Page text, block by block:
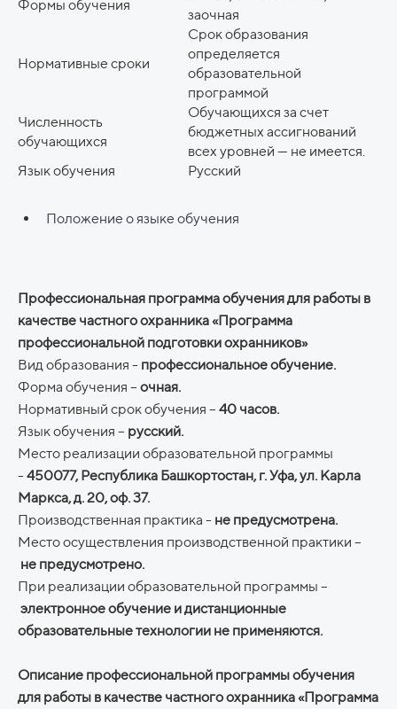
Формы обучения
заочная
Нормативные сроки
Срок образования
определяется
образовательной
программой
Численность
обучающихся
Обучающихся за счет
бюджетных ассигнований
всех уровней — не имеется.
Язык обучения
Русский
Положение о языке обучения
Профессиональная программа обучения для работы в
качестве частного охранника «Программа
профессиональной подготовки охранников»
Вид образования - профессиональное обучение.
Форма обучения – очная.
Нормативный срок обучения – 40 часов.
Язык обучения – русский.
Место реализации образовательной программы
- 450077, Республика Башкортостан, г. Уфа, ул. Карла
Маркса, д. 20, оф. 37.
Производственная практика - не предусмотрена.
Место осуществления производственной практики –
не предусмотрено.
При реализации образовательной программы –
электронное обучение и дистанционные
образовательные технологии не применяются.
Описание профессиональной программы обучения
для работы в качестве частного охранника «Программа